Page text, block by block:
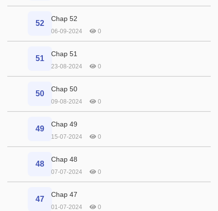
52
Chap 52
06-09-2024 0
51
Chap 51
23-08-2024 0
50
Chap 50
09-08-2024 0
49
Chap 49
15-07-2024 0
48
Chap 48
07-07-2024 0
47
Chap 47
01-07-2024 0